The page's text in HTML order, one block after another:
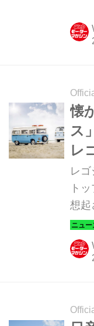
さ
ング
ス」
懐
ス
レ
レ
ト
想起
タイ